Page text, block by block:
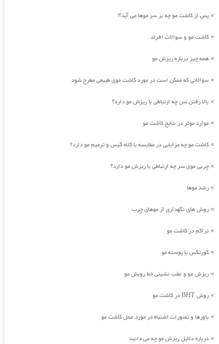
» پس از کاشت مو چه بر سر موها می آید؟!
» کاشت مو و سوالات افراد
» همه چیز درباره ریزش مو
» سوالاتی که ممکن است در مورد کاشت موی طبیعی مطرح شود
» بالا رفتن سن چه ارتباطی با ریزش مو دارد؟
» موارد موثر در نتایج کاشت مو
» کاشت مو چه مزایایی در مقایسه با کلاه گیس و ترمیم مو دارد؟
» چربی موی سر چه ارتباطی با ریزش مو دارد؟
» رشد موها
» روش های نگهداری از موهای چرب
» تراکم در کاشت مو
» کورتکس یا پوسته مو
» ریزش مو و عقب نشینی خط رویش مو
» روش BHT در کاشت مو
» باورها و تصورات اشتباه در مورد عمل کاشت مو
» درباره دلایل ریزش مو چه می دانید